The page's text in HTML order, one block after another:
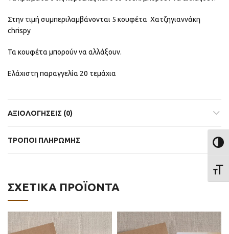
Στην τιμή συμπεριλαμβάνονται 5 κουφέτα Χατζηγιαννάκη
chrispy
Τα κουφέτα μπορούν να αλλάξουν.
Ελάχιστη παραγγελία 20 τεμάχια
ΑΞΙΟΛΟΓΉΣΕΙΣ (0)
ΤΡΟΠΟΙ ΠΛΗΡΩΜΗΣ
ΣΧΕΤΙΚΆ ΠΡΟΪΌΝΤΑ